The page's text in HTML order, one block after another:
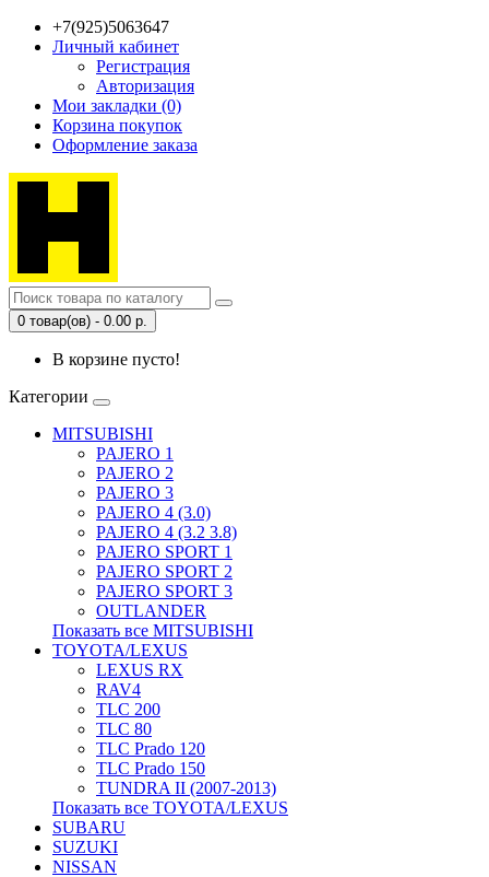
+7(925)5063647
Личный кабинет
Регистрация
Авторизация
Мои закладки (0)
Корзина покупок
Оформление заказа
0 товар(ов) - 0.00 р.
В корзине пусто!
Категории
MITSUBISHI
PAJERO 1
PAJERO 2
PAJERO 3
PAJERO 4 (3.0)
PAJERO 4 (3.2 3.8)
PAJERO SPORT 1
PAJERO SPORT 2
PAJERO SPORT 3
OUTLANDER
Показать все MITSUBISHI
TOYOTA/LEXUS
LEXUS RX
RAV4
TLC 200
TLC 80
TLC Prado 120
TLC Prado 150
TUNDRA II (2007-2013)
Показать все TOYOTA/LEXUS
SUBARU
SUZUKI
NISSAN